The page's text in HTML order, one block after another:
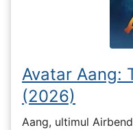
Avatar Aang:
(2026)
Aang, ultimul